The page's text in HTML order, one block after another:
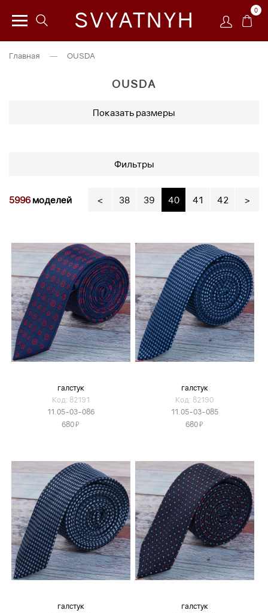
SVYATNYH 0
Главная — OUSDA
OUSDA
Показать размеры
Фильтры
5996моделей < 38 39 40 41 42 >
галстук
Код: 82191
11.05-03-086
680Я
галстук
Код: 82190
11.05-03-085
680Я
галстук
галстук